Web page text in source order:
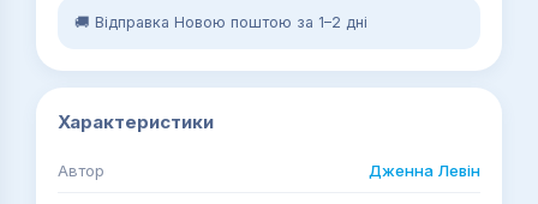
🚚 Відправка Новою поштою за 1–2 дні
Характеристики
Автор Дженна Левін